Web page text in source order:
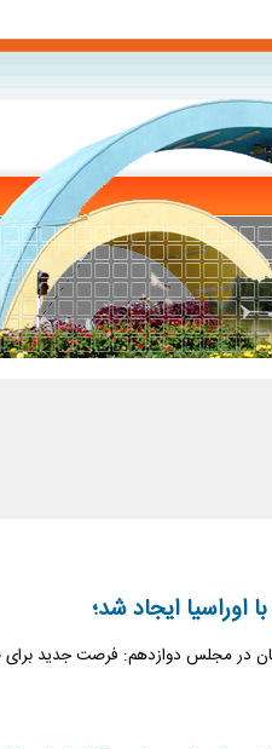
اوراسیا ایجاد شد؛
در مجلس دوازدهم: فرصت جدید برای